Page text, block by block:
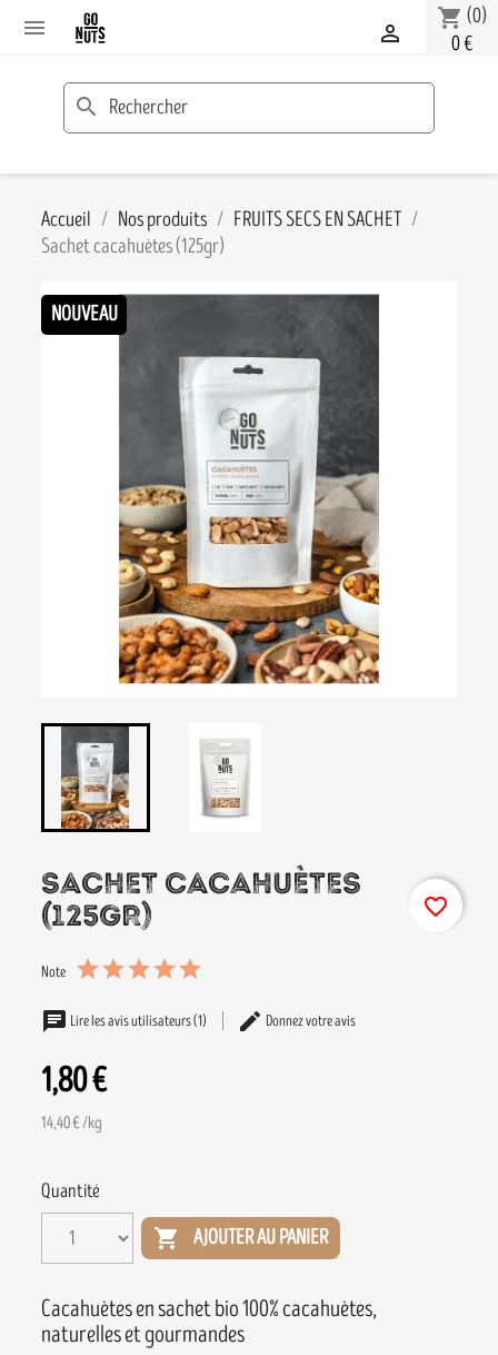
 shopping_cart (0)
0 €

search
Accueil Nos produits
FRUITS SECS EN SACHET
Sachet cacahuètes (125gr)
NOUVEAU
SACHET CACAHUÈTES
(125GR)
Note
Lire les avis utilisateurs (1) Donnez votre avis
1,80 €
14,40 € /kg
Quantité
 AJOUTER AU PANIER
favorite_border
Cacahuètes en sachet bio 100% cacahuètes,
naturelles et gourmandes